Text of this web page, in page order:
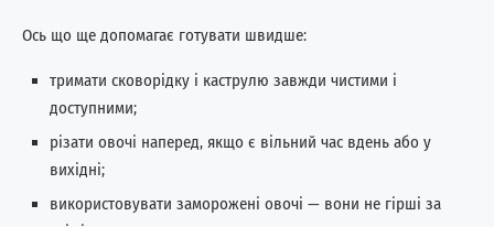
Ось що ще допомагає готувати швидше:
тримати сковорідку і каструлю завжди чистими і
доступними;
різати овочі наперед, якщо є вільний час вдень або у
вихідні;
використовувати заморожені овочі — вони не гірші за